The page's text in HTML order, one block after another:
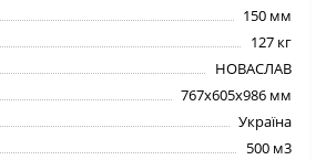
150 мм
127 кг
НОВАСЛАВ
767х605х986 мм
Україна
500 м3